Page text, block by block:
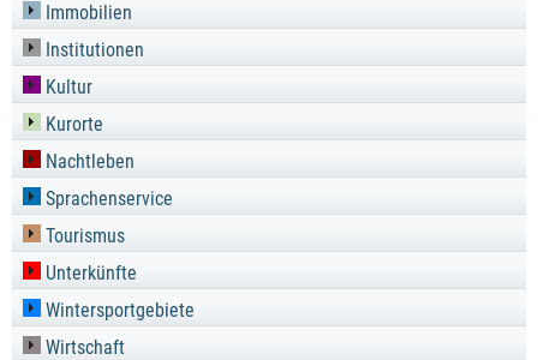
Immobilien
Institutionen
Kultur
Kurorte
Nachtleben
Sprachenservice
Tourismus
Unterkünfte
Wintersportgebiete
Wirtschaft